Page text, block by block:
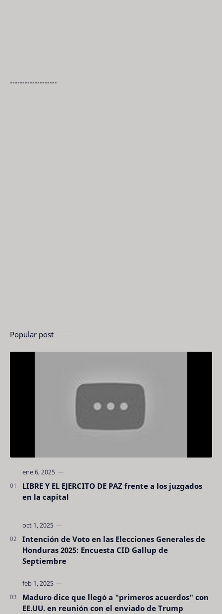
-------------------
Popular post
LIBRE Y EL EJERCITO DE PAZ frente a los juzgados
en la capital
Intención de Voto en las Elecciones Generales de
Honduras 2025: Encuesta CID Gallup de
Septiembre
Maduro dice que llegó a "primeros acuerdos" con
EE.UU. en reunión con el enviado de Trump